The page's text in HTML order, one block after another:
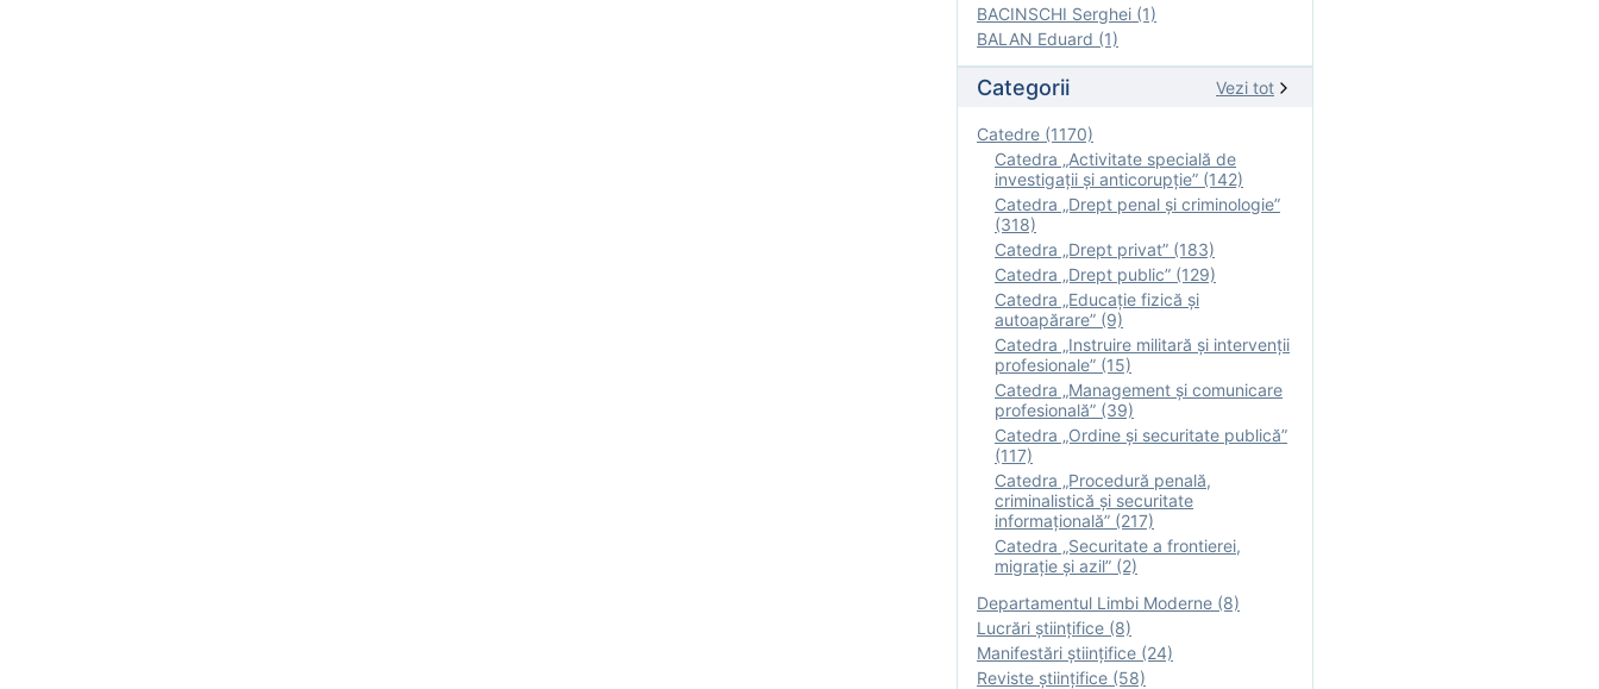
BACINSCHI Serghei (1)
BALAN Eduard (1)
Categorii Vezi tot
Catedre (1170)
Catedra „Activitate specială de
investigaţii şi anticorupție” (142)
Catedra „Drept penal și criminologie”
(318)
Catedra „Drept privat” (183)
Catedra „Drept public” (129)
Catedra „Educație fizică şi
autoapărare” (9)
Catedra „Instruire militară şi intervenţii
profesionale” (15)
Catedra „Management și comunicare
profesională” (39)
Catedra „Ordine și securitate publică”
(117)
Catedra „Procedură penală,
criminalistică și securitate
informațională” (217)
Catedra „Securitate a frontierei,
migrație și azil” (2)
Departamentul Limbi Moderne (8)
Lucrări științifice (8)
Manifestări ştiinţifice (24)
Reviste ştiinţifice (58)